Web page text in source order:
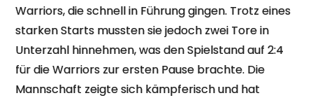
Warriors, die schnell in Führung gingen. Trotz eines
starken Starts mussten sie jedoch zwei Tore in
Unterzahl hinnehmen, was den Spielstand auf 2:4
für die Warriors zur ersten Pause brachte. Die
Mannschaft zeigte sich kämpferisch und hat